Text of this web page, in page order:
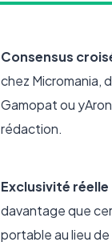
Consensus
chez Micromania,
Gamopat ou
rédaction.
Exclusivité réelle
davantage que
portable au lieu